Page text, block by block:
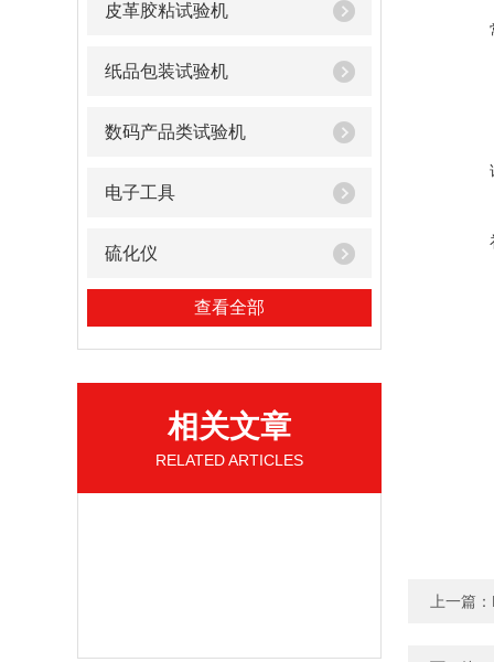
皮革胶粘试验机
纸品包装试验机
数码产品类试验机
电子工具
硫化仪
查看全部
相关文章
RELATED ARTICLES
上一篇：